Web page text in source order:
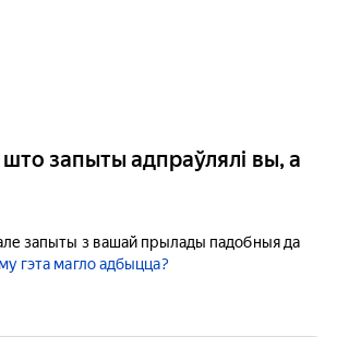
запыты адпраўлялі вы, а
запыты з вашай прылады падобныя да
гэта магло адбыцца?